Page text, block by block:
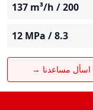
200 / 137
m³/h
8.3 / 12
MPa
اسأل مساعدنا →